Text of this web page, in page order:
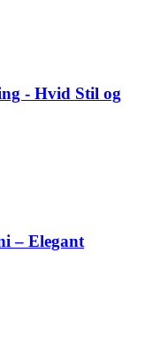
- Hvid Stil og
– Elegant